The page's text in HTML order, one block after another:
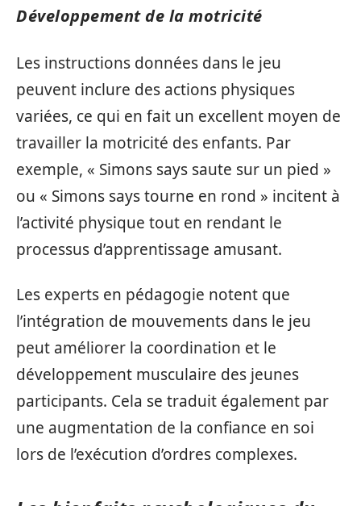
Développement de la motricité
Les instructions données dans le jeu
peuvent inclure des actions physiques
variées, ce qui en fait un excellent moyen de
travailler la motricité des enfants. Par
exemple, « Simons says saute sur un pied »
ou « Simons says tourne en rond » incitent à
l’activité physique tout en rendant le
processus d’apprentissage amusant.
Les experts en pédagogie notent que
l’intégration de mouvements dans le jeu
peut améliorer la coordination et le
développement musculaire des jeunes
participants. Cela se traduit également par
une augmentation de la confiance en soi
lors de l’exécution d’ordres complexes.